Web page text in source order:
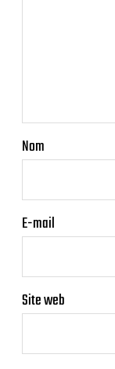
Nom
E-mail
Site web